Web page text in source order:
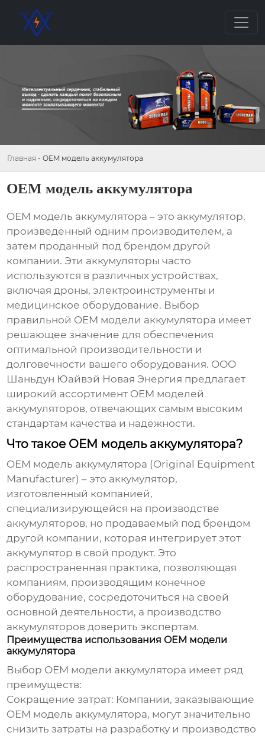
Главная - OEM модель аккумулятора
OEM модель аккумулятора
OEM модель аккумулятора – это аккумулятор,
произведенный одним производителем, а
затем проданный под брендом другой
компании. Эти аккумуляторы часто
используются в различных устройствах,
включая дроны, электроинструменты и
медицинское оборудование. Выбор
правильной OEM модели аккумулятора имеет
решающее значение для обеспечения
оптимальной производительности и
долговечности вашего оборудования. ООО
Шаньдун Юайвэй Новая Энергия предлагает
широкий ассортимент OEM моделей
аккумуляторов, отвечающих самым высоким
стандартам качества и надежности.
Что такое OEM модель аккумулятора?
OEM модель аккумулятора (Original Equipment
Manufacturer) – это аккумулятор,
изготовленный компанией,
специализирующейся на производстве
аккумуляторов, но продаваемый под брендом
другой компании, которая интегрирует этот
аккумулятор в свой продукт. Это
распространенная практика, позволяющая
компаниям, производящим конечное
оборудование, сосредоточиться на своей
основной деятельности, а производство
аккумуляторов доверить экспертам.
Преимущества использования OEM модели
аккумулятора
Выбор OEM модели аккумулятора имеет ряд
преимуществ:
Сокращение затрат: Компании, заказывающие
OEM модель аккумулятора, могут значительно
снизить затраты на разработку и производство